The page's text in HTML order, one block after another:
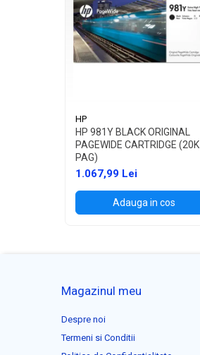
HP
HP 981Y BLACK ORIGINAL
PAGEWIDE CARTRIDGE (20K
PAG)
1.067,99 Lei
Adauga in cos
Magazinul meu
Despre noi
Termeni si Conditii